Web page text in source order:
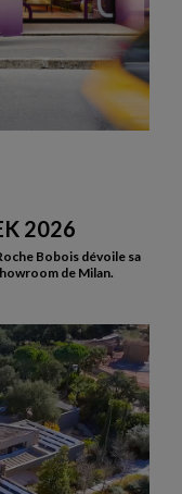
2026
Bobois dévoile sa
de Milan.